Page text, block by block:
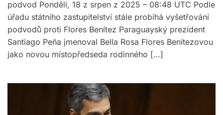
podvod Pondělí, 18 z srpen z 2025 – 08:48 UTC Podle
úřadu státního zastupitelství stále probíhá vyšetřování
podvodů proti Flores Benítez Paraguayský prezident
Santiago Peña jmenoval Bella Rosa Flores Benítezovou
jako novou místopředseda rodinného […]